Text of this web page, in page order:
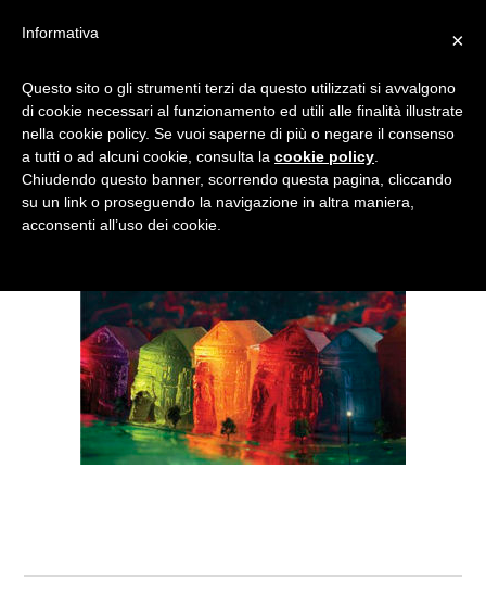
JELLY 1
×
Informativa
Questo sito o gli strumenti terzi da questo utilizzati si avvalgono
di cookie necessari al funzionamento ed utili alle finalità illustrate
nella cookie policy. Se vuoi saperne di più o negare il consenso
a tutti o ad alcuni cookie, consulta la cookie policy
Chiudendo questo banner, scorrendo questa pagina, cliccando
su un link o proseguendo la navigazione in altra maniera,
acconsenti all’uso dei cookie.